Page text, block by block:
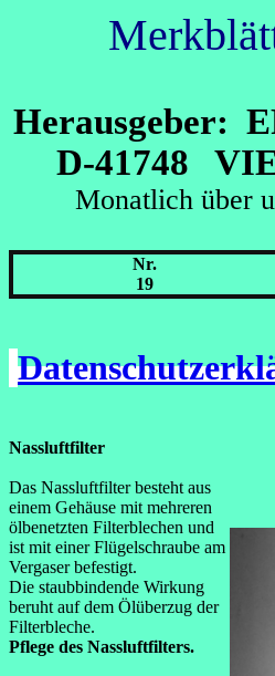
Herausgeber:
D-41748
Monatlich
Nr.
19
Nassluftfilter
Das Nassluftfilter besteht aus
einem Gehäuse mit mehreren
ölbenetzten Filterblechen und
ist mit einer Flügelschraube am
Vergaser befestigt.
Die staubbindende Wirkung
beruht auf dem Ölüberzug der
Filterbleche.
Pflege des Nassluftfilters.